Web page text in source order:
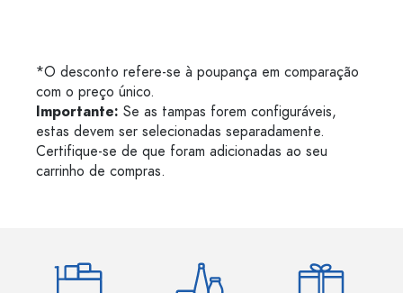
*O desconto refere-se à poupança em comparação
com o preço único.
Importante: Se as tampas forem configuráveis,
estas devem ser selecionadas separadamente.
Certifique-se de que foram adicionadas ao seu
carrinho de compras.